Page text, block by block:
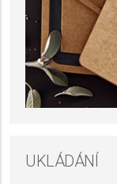
UKLÁDÁNÍ